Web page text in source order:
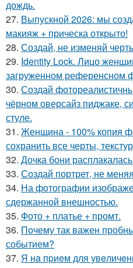
дождь.
27. Выпускной 2026: мы
макияж + прическа открыто!
28. Создай, не изменяй
29. Identity Lock. Лицо
загруженном референсном
30. Создай
чёрном оверсайз пиджаке,
стуле.
31. Женщина - 100% копия
сохранить все черты,
32. Дочка бони
33. Создай портрет, не
34. На фотографии
сдержанной внешностью.
35. Фото + платье + промт.
36. Почему так важен
событием?
37. Я нa пpиeм для